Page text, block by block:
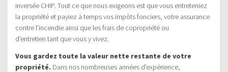
inversée CHIP. Tout ce que nous exigeons est que vous entreteniez
la propriété et payiez à temps vos impôts fonciers, votre assurance
contre l’incendie ainsi que les frais de copropriété ou
d’entretien tant que vous y vivez.
Vous gardez toute la valeur nette restante de votre
propriété. Dans nos nombreuses années d’expérience,